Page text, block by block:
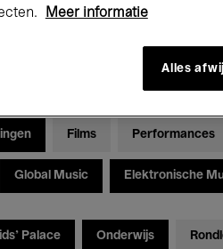
Films Performances
Global Music Elektronische
Palace Onderwijs
Meer informatie
Alles